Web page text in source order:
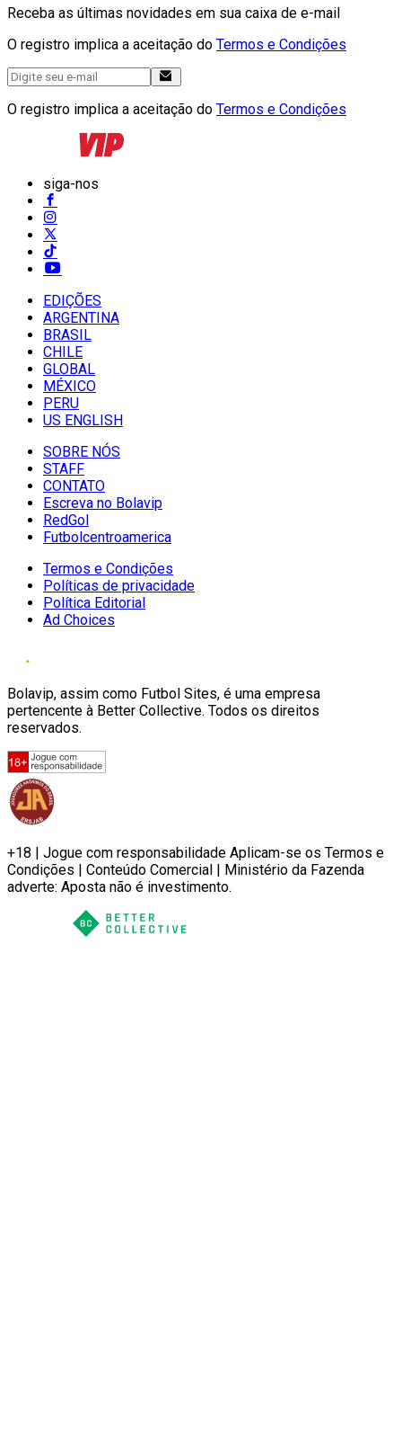
Receba as últimas novidades em sua caixa de e-mail
O registro implica a aceitação do Termos e Condições
O registro implica a aceitação do Termos e Condições
siga-nos
EDIÇÕES
ARGENTINA
BRASIL
CHILE
GLOBAL
MÉXICO
PERU
US ENGLISH
SOBRE NÓS
STAFF
CONTATO
Escreva no Bolavip
RedGol
Futbolcentroamerica
Termos e Condições
Políticas de privacidade
Política Editorial
Ad Choices
Bolavip, assim como Futbol Sites, é uma empresa
pertencente à Better Collective. Todos os direitos
reservados.
+18 | Jogue com responsabilidade Aplicam-se os Termos e
Condições | Conteúdo Comercial | Ministério da Fazenda
adverte: Aposta não é investimento.